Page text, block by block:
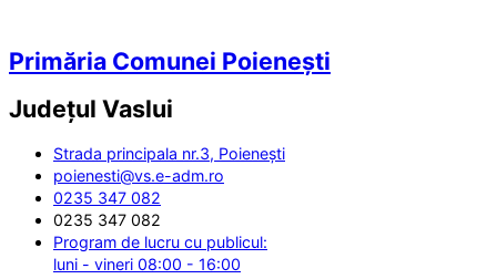
Primăria Comunei Poienești
Județul Vaslui
Strada principala nr.3, Poienești
poienesti@vs.e-adm.ro
0235 347 082
0235 347 082
Program de lucru cu publicul:
luni - vineri 08:00 - 16:00